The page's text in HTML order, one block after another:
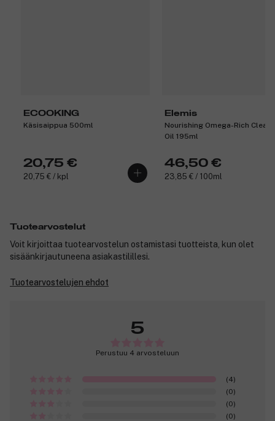
ECOOKING
Käsisaippua 500ml
20,75 €
20,75 € / kpl
Elemis
Nourishing Omega-Rich
Oil 195ml
46,50 €
23,85 € / 100ml
Tuotearvostelut
Voit kirjoittaa tuotearvostelun ostamistasi tuotteista, kun olet
sisäänkirjautuneena asiakastilillesi.
Tuotearvostelujen ehdot
5
Perustuu 4 arvosteluun
(4)
(0)
(0)
(0)